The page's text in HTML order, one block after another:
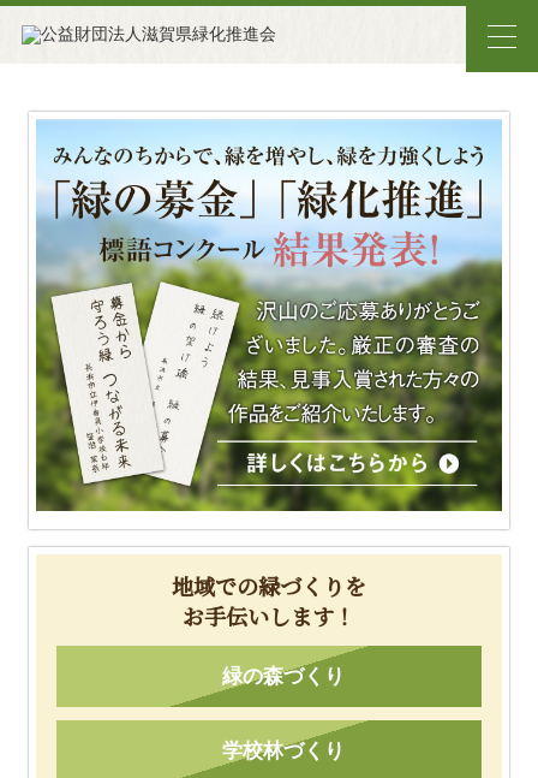
地域での緑づくりを
お手伝いします！
緑の森づくり
学校林づくり